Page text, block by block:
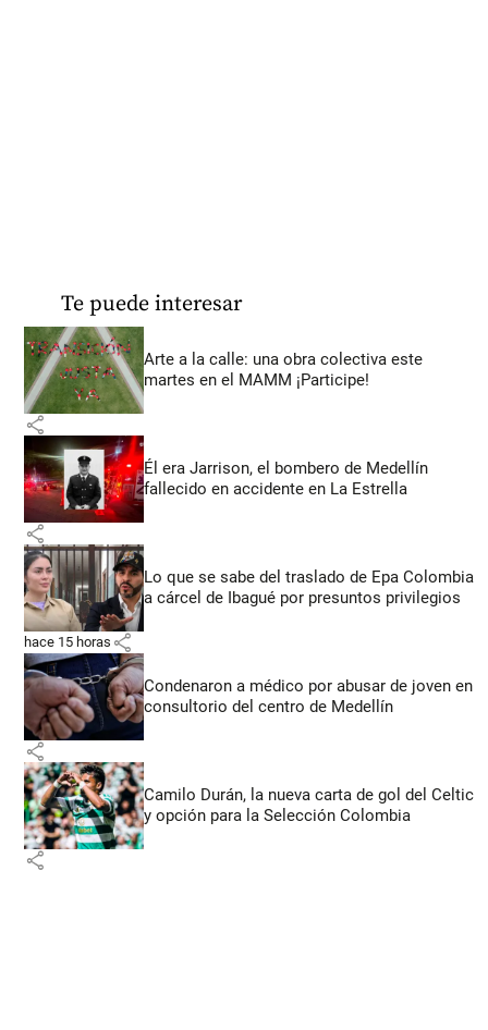
Te puede interesar
Arte a la calle: una obra colectiva este
martes en el MAMM ¡Participe!
share
Él era Jarrison, el bombero de Medellín
fallecido en accidente en La Estrella
share
Lo que se sabe del traslado de Epa Colombia
a cárcel de Ibagué por presuntos privilegios
hace 15 horas share
Condenaron a médico por abusar de joven en
consultorio del centro de Medellín
share
Camilo Durán, la nueva carta de gol del Celtic
y opción para la Selección Colombia
share